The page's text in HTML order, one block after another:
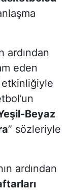
ardından
eden
Beyaz
” sözleriyle
ardından